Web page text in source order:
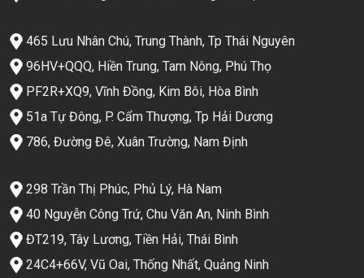
465 Lưu Nhân Chú, Trung Thành, Tp Thái Nguyên
96HV+QQQ, Hiền Trung, Tam Nông, Phú Thọ
PF2R+XQ9, Vĩnh Đồng, Kim Bôi, Hòa Bình
51a Tự Đông, P. Cẩm Thượng, Tp Hải Dương
786, Đường Đê, Xuân Trường, Nam Định
298 Trần Thị Phúc, Phủ Lý, Hà Nam
40 Nguyễn Công Trứ, Chu Văn An, Ninh Bình
ĐT219, Tây Lương, Tiền Hải, Thái Bình
24C4+66V, Vũ Oai, Thống Nhất, Quảng Ninh